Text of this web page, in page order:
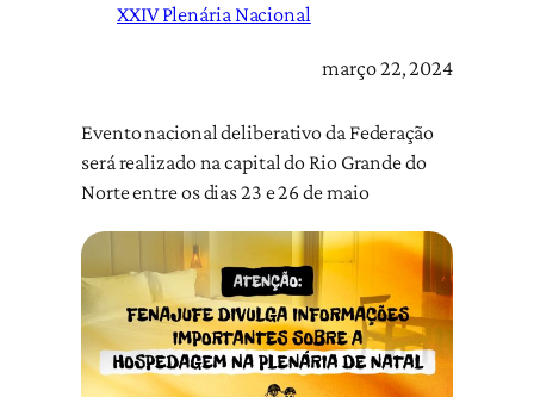
XXIV Plenária Nacional
março 22, 2024
Evento nacional deliberativo da Federação
será realizado na capital do Rio Grande do
Norte entre os dias 23 e 26 de maio